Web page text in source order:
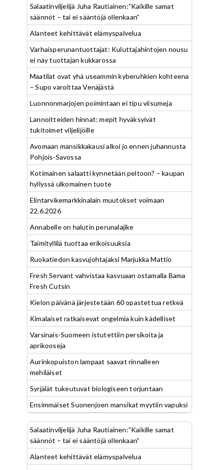
Salaatinviljelijä Juha Rautiainen:”Kaikille samat
säännöt – tai ei sääntöjä ollenkaan”
Alanteet kehittävät elämyspalvelua
Varhaisperunantuottajat: Kuluttajahintojen nousu
ei näy tuottajan kukkarossa
Maatilat ovat yhä useammin kyberuhkien kohteena
– Supo varoittaa Venäjästä
Luonnonmarjojen poimintaan ei tipu viisumeja
Lannoitteiden hinnat: mepit hyväksyivät
tukitoimet viljelijöille
Avomaan mansikkakausi alkoi jo ennen juhannusta
Pohjois-Savossa
Kotimainen salaatti kynnetään peltoon? – kaupan
hyllyssä ulkomainen tuote
Elintarvikemarkkinalain muutokset voimaan
22.6.2026
Annabelle on halutin perunalajike
Taimityllilä tuottaa erikoisuuksia
Ruokatiedon kasvujohtajaksi Marjukka Mattio
Fresh Servant vahvistaa kasvuaan ostamalla Bama
Fresh Cutsin
Kielon päivänä järjestetään 60 opastettua retkeä
Kimalaiset ratkaisevat ongelmia kuin kädelliset
Varsinais-Suomeen istutettiin persikoita ja
aprikooseja
Aurinkopuiston lampaat saavat rinnalleen
mehiläiset
Syrjälät tukeutuvat biologiseen torjuntaan
Ensimmäiset Suonenjoen mansikat myytiin vapuksi
Salaatinviljelijä Juha Rautiainen:”Kaikille samat
säännöt – tai ei sääntöjä ollenkaan”
Alanteet kehittävät elämyspalvelua